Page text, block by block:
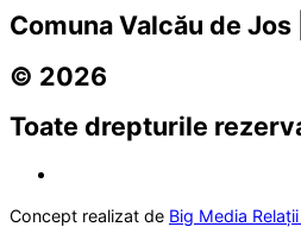
Comuna Valcău de
© 2026
Toate drepturile
Concept realizat de Big Media